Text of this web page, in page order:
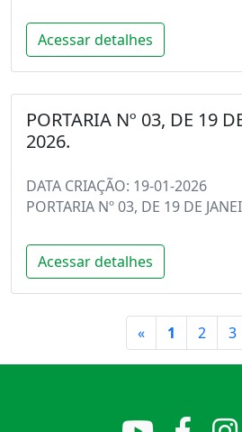
Acessar detalhes
PORTARIA Nº 03, DE 19
2026.
DATA CRIAÇÃO: 19-01-2026
PORTARIA Nº 03, DE 19 DE
Acessar detalhes
«Primeiro
1 2 3